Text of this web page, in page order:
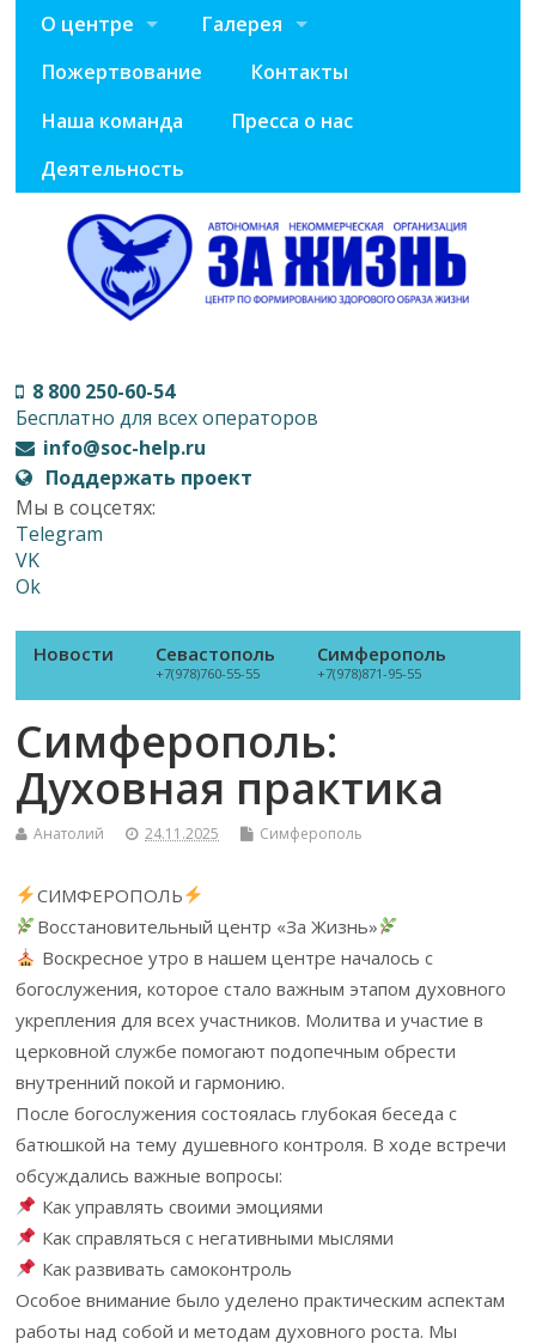
О центре
Галерея
Пожертвование
Контакты
Наша команда
Пресса о нас
Деятельность
8 800 250-60-54
Бесплатно для всех операторов
info@soc-help.ru
Поддержать проект
Мы в соцсетях:
Telegram
VK
Ok
Новости Севастополь
+7(978)760-55-55
Симферополь
+7(978)871-95-55
Симферополь:
Духовная практика
Анатолий 24.11.2025 Симферополь
СИМФЕРОПОЛЬ
Восстановительный центр «За Жизнь»
Воскресное утро в нашем центре началось с
богослужения, которое стало важным этапом духовного
укрепления для всех участников. Молитва и участие в
церковной службе помогают подопечным обрести
внутренний покой и гармонию.
После богослужения состоялась глубокая беседа с
батюшкой на тему душевного контроля. В ходе встречи
обсуждались важные вопросы:
Как управлять своими эмоциями
Как справляться с негативными мыслями
Как развивать самоконтроль
Особое внимание было уделено практическим аспектам
работы над собой и методам духовного роста. Мы